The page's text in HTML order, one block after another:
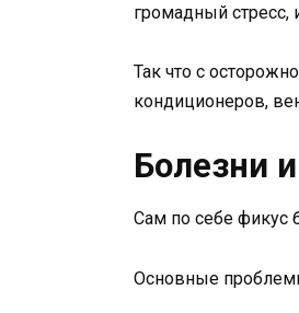
громадный стресс,
Так что с
кондиционеров,
Болезни
Сам по себе фикус
Основные